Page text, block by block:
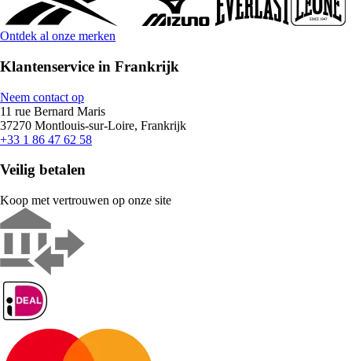
Ontdek al onze merken
Klantenservice in Frankrijk
Neem contact op
11 rue Bernard Maris
37270 Montlouis-sur-Loire, Frankrijk
+33 1 86 47 62 58
Veilig betalen
Koop met vertrouwen op onze site